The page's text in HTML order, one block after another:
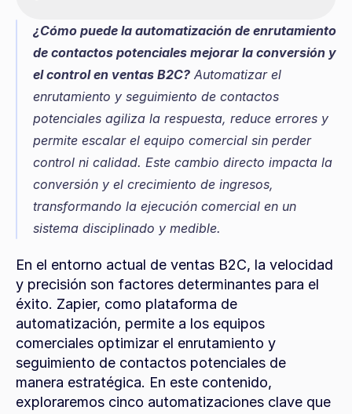
¿Cómo puede la automatización de enrutamiento
de contactos potenciales mejorar la conversión y
el control en ventas B2C? Automatizar el
enrutamiento y seguimiento de contactos
potenciales agiliza la respuesta, reduce errores y
permite escalar el equipo comercial sin perder
control ni calidad. Este cambio directo impacta la
conversión y el crecimiento de ingresos,
transformando la ejecución comercial en un
sistema disciplinado y medible.
En el entorno actual de ventas B2C, la velocidad
y precisión son factores determinantes para el
éxito. Zapier, como plataforma de
automatización, permite a los equipos
comerciales optimizar el enrutamiento y
seguimiento de contactos potenciales de
manera estratégica. En este contenido,
exploraremos cinco automatizaciones clave que